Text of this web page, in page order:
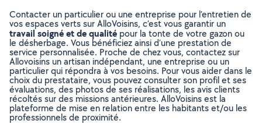
Contacter un particulier ou une entreprise pour l’entretien de
vos espaces verts sur AlloVoisins, c’est vous garantir un
travail soigné et de qualité pour la tonte de votre gazon ou
le désherbage. Vous bénéficiez ainsi d’une prestation de
service personnalisée. Proche de chez vous, contactez sur
Allovoisins un artisan indépendant, une entreprise ou un
particulier qui répondra à vos besoins. Pour vous aider dans le
choix du prestataire, vous pouvez consulter son profil et ses
évaluations, des photos de ses réalisations, les avis clients
récoltés sur des missions antérieures. AlloVoisins est la
plateforme de mise en relation entre les habitants et/ou les
professionnels de proximité.